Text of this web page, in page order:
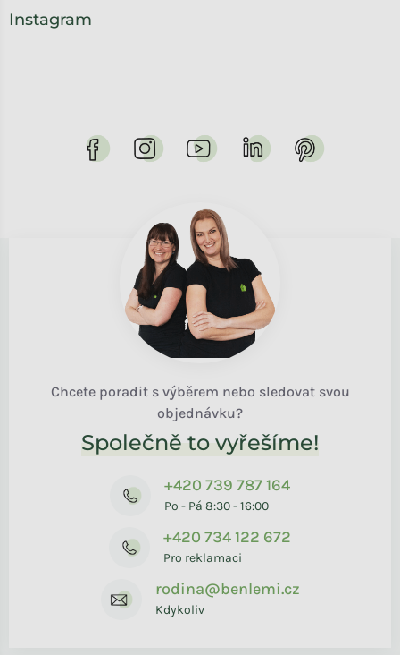
Instagram
Chcete poradit s výběrem nebo sledovat svou
objednávku?
Společně to vyřešíme!
+420 739 787 164
Po - Pá 8:30 - 16:00
+420 734 122 672
Pro reklamaci
rodina@benlemi.cz
Kdykoliv